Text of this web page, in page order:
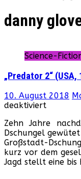
danny
Science-
„Predator 2“ (USA,
10. August 2018
deaktiviertfür
2“
(USA,
1990)
Zehn Jahre
Dschungel
Großstadt-
kurz vor dem
Jagd stellt eine